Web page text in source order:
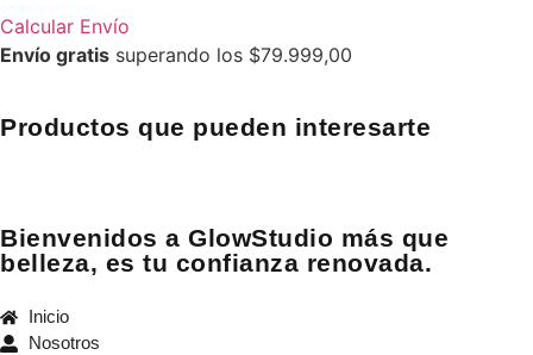
Calcular Envío
Envío gratis superando los $79.999,00
Productos que pueden interesarte
Bienvenidos a GlowStudio más que
belleza, es tu confianza renovada.
Inicio
Nosotros